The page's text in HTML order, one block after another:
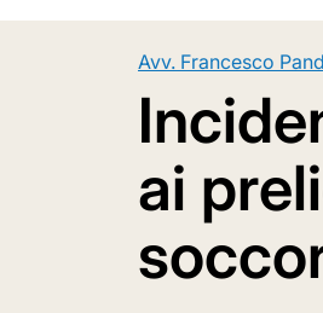
Avv. Francesco
ai